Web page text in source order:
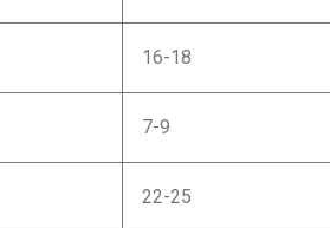
16-18
7-9
22-25